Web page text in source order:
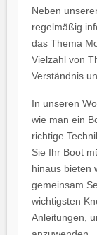
Neben
regelmäßig
das Thema
Vielzahl von
Verständnis
In unseren
wie man ein
richtige
Sie Ihr Boot
hinaus bieten
gemeinsam
wichtigsten
Anleitungen,